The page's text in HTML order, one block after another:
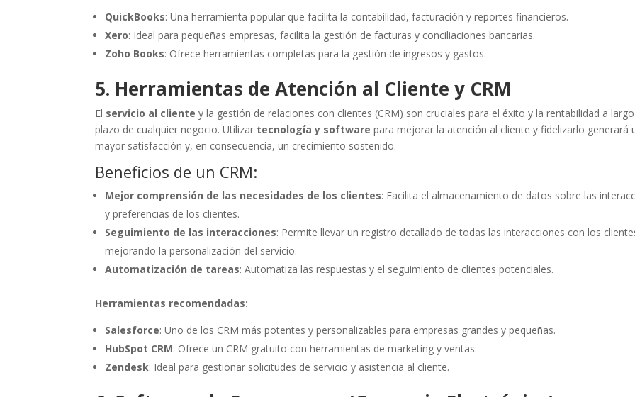
QuickBooks: Una herramienta popular que facilita la contabilidad, facturación y reportes financieros.
Xero: Ideal para pequeñas empresas, facilita la gestión de facturas y conciliaciones bancarias.
Zoho Books: Ofrece herramientas completas para la gestión de ingresos y gastos.
5. Herramientas de Atención al Cliente y CRM
El servicio al cliente y la gestión de relaciones con clientes (CRM) son cruciales para el éxito y la rentabilidad a largo
plazo de cualquier negocio. Utilizar tecnología y software para mejorar la atención al cliente y fidelizarlo generará
mayor satisfacción y, en consecuencia, un crecimiento sostenido.
Beneficios de un CRM:
Mejor comprensión de las necesidades de los clientes: Facilita el almacenamiento de datos sobre las
y preferencias de los clientes.
Seguimiento de las interacciones: Permite llevar un registro detallado de todas las interacciones con los
mejorando la personalización del servicio.
Automatización de tareas: Automatiza las respuestas y el seguimiento de clientes potenciales.
Herramientas recomendadas:
Salesforce: Uno de los CRM más potentes y personalizables para empresas grandes y pequeñas.
HubSpot CRM: Ofrece un CRM gratuito con herramientas de marketing y ventas.
Zendesk: Ideal para gestionar solicitudes de servicio y asistencia al cliente.